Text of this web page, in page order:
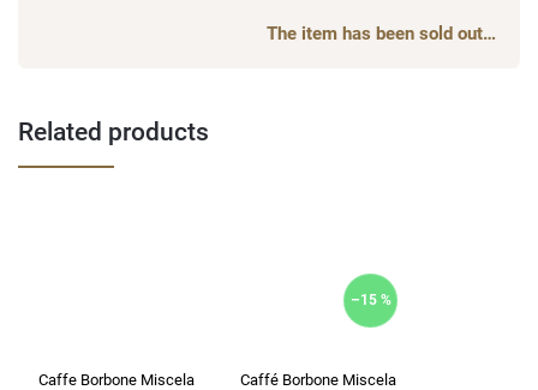
The item has been sold out…
Related products
Caffe Borbone Miscela
–15 %
Caffé Borbone Miscela